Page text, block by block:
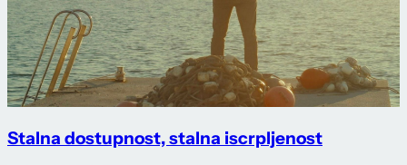
Stalna dostupnost, stalna iscrpljenost